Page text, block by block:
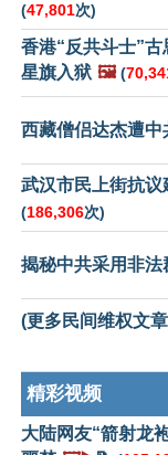
(47,801次)
香港“反共斗士”
星旗入狱 🖼️ (
西藏僧侣达杰遭中
武汉市民上街抗
(186,306次)
揭秘中共采用非
(更多民间维权文
精彩视频
大陆网友“箭射龙